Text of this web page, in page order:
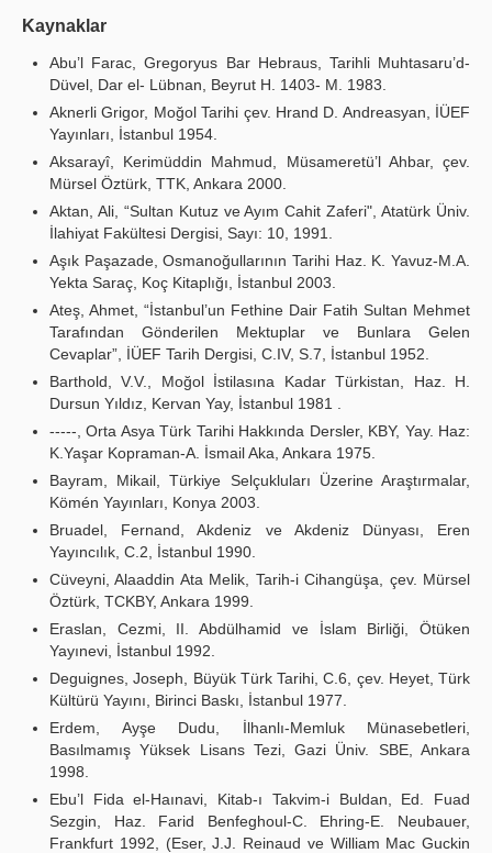
Kaynaklar
Abu’l Farac, Gregoryus Bar Hebraus, Tarihli Muhtasaru’d-
Düvel, Dar el- Lübnan, Beyrut H. 1403- M. 1983.
Aknerli Grigor, Moğol Tarihi çev. Hrand D. Andreasyan, İÜEF
Yayınları, İstanbul 1954.
Aksarayî, Kerimüddin Mahmud, Müsameretü’l Ahbar, çev.
Mürsel Öztürk, TTK, Ankara 2000.
Aktan, Ali, “Sultan Kutuz ve Ayım Cahit Zaferi", Atatürk Üniv.
İlahiyat Fakültesi Dergisi, Sayı: 10, 1991.
Aşık Paşazade, Osmanoğullarının Tarihi Haz. K. Yavuz-M.A.
Yekta Saraç, Koç Kitaplığı, İstanbul 2003.
Ateş, Ahmet, “İstanbul’un Fethine Dair Fatih Sultan Mehmet
Tarafından Gönderilen Mektuplar ve Bunlara Gelen
Cevaplar”, İÜEF Tarih Dergisi, C.IV, S.7, İstanbul 1952.
Barthold, V.V., Moğol İstilasına Kadar Türkistan, Haz. H.
Dursun Yıldız, Kervan Yay, İstanbul 1981 .
-----, Orta Asya Türk Tarihi Hakkında Dersler, KBY, Yay. Haz:
K.Yaşar Kopraman-A. İsmail Aka, Ankara 1975.
Bayram, Mikail, Türkiye Selçukluları Üzerine Araştırmalar,
Kömén Yayınları, Konya 2003.
Bruadel, Fernand, Akdeniz ve Akdeniz Dünyası, Eren
Yayıncılık, C.2, İstanbul 1990.
Cüveyni, Alaaddin Ata Melik, Tarih-i Cihangüşa, çev. Mürsel
Öztürk, TCKBY, Ankara 1999.
Eraslan, Cezmi, II. Abdülhamid ve İslam Birliği, Ötüken
Yayınevi, İstanbul 1992.
Deguignes, Joseph, Büyük Türk Tarihi, C.6, çev. Heyet, Türk
Kültürü Yayını, Birinci Baskı, İstanbul 1977.
Erdem, Ayşe Dudu, İlhanlı-Memluk Münasebetleri,
Basılmamış Yüksek Lisans Tezi, Gazi Üniv. SBE, Ankara
1998.
Ebu’l Fida el-Haınavi, Kitab-ı Takvim-i Buldan, Ed. Fuad
Sezgin, Haz. Farid Benfeghoul-C. Ehring-E. Neubauer,
Frankfurt 1992, (Eser, J.J. Reinaud ve William Mac Guckin